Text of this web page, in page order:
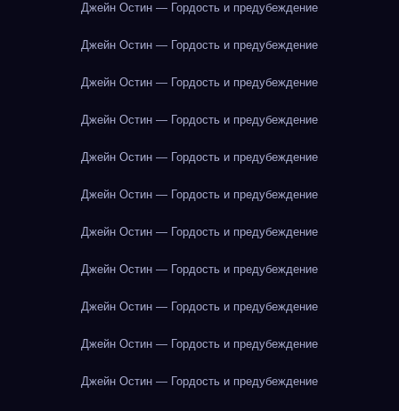
Джейн Остин — Гордость и предубеждение
Джейн Остин — Гордость и предубеждение
Джейн Остин — Гордость и предубеждение
Джейн Остин — Гордость и предубеждение
Джейн Остин — Гордость и предубеждение
Джейн Остин — Гордость и предубеждение
Джейн Остин — Гордость и предубеждение
Джейн Остин — Гордость и предубеждение
Джейн Остин — Гордость и предубеждение
Джейн Остин — Гордость и предубеждение
Джейн Остин — Гордость и предубеждение